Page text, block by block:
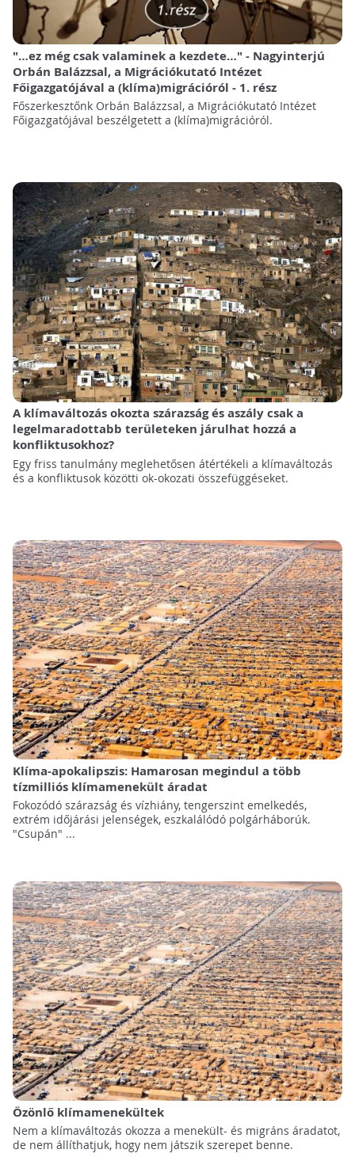
"…ez még csak valaminek a kezdete…" - Nagyinterjú
Orbán Balázzsal, a Migrációkutató Intézet
Főigazgatójával a (klíma)migrációról - 1. rész
Főszerkesztőnk Orbán Balázzsal, a Migrációkutató Intézet
Főigazgatójával beszélgetett a (klíma)migrációról.
A klímaváltozás okozta szárazság és aszály csak a
legelmaradottabb területeken járulhat hozzá a
konfliktusokhoz?
Egy friss tanulmány meglehetősen átértékeli a klímaváltozás
és a konfliktusok közötti ok-okozati összefüggéseket.
Klíma-apokalipszis: Hamarosan megindul a több
tízmilliós klímamenekült áradat
Fokozódó szárazság és vízhiány, tengerszint emelkedés,
extrém időjárási jelenségek, eszkalálódó polgárháborúk.
"Csupán" ...
Özönlő klímamenekültek
Nem a klímaváltozás okozza a menekült- és migráns áradatot,
de nem állíthatjuk, hogy nem játszik szerepet benne.